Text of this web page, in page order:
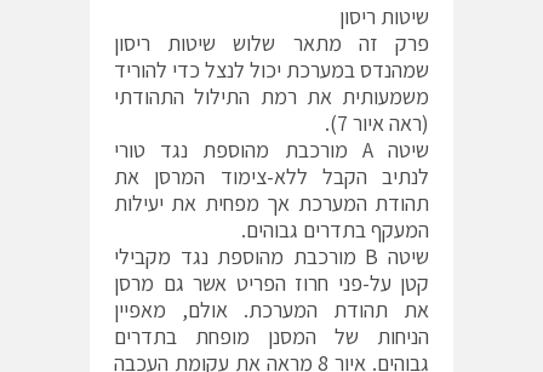
שיטות ריסון
פרק זה מתאר שלוש שיטות ריסון
שמהנדס במערכת יכול לנצל כדי להוריד
משמעותית את רמת התילול התהודתי
(ראה איור 7).
שיטה A מורכבת מהוספת נגד טורי
לנתיב הקבל ללא-צימוד המרסן את
תהודת המערכת אך מפחית את יעילות
המעקף בתדרים גבוהים.
שיטה B מורכבת מהוספת נגד מקבילי
קטן על-פני חרוז הפריט אשר גם מרסן
את תהודת המערכת. אולם, מאפיין
הניחות של המסנן מופחת בתדרים
גבוהים. איור 8 מראה את עקומת העכבה